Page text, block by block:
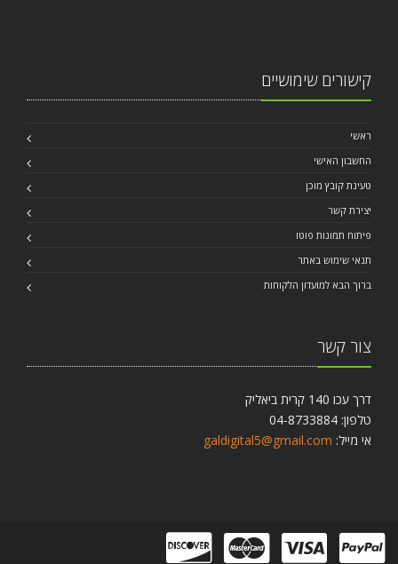
קישורים שימושיים
ראשי
החשבון האישי
טעינת קובץ מוכן
יצירת קשר
פיתוח תמונות פוטו
תנאי שימוש באתר
ברוך הבא למועדון הלקוחות
צור קשר
דרך עכו 140 קרית ביאליק
טלפון: 04-8733884
אי מייל: galdigital5@gmail.com